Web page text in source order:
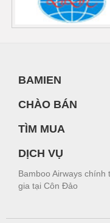
BAMIEN
CHÀO BÁN
TÌM MUA
DỊCH VỤ
Bamboo Airways
gia tại Côn Đảo